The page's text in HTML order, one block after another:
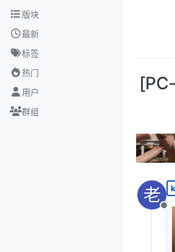
跳转至内容
版块
最新
标签
热门
用户
群组
老
离